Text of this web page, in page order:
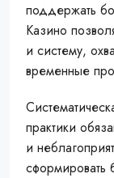
поддержать
Казино
и систему,
временные
практики
и
сформировать